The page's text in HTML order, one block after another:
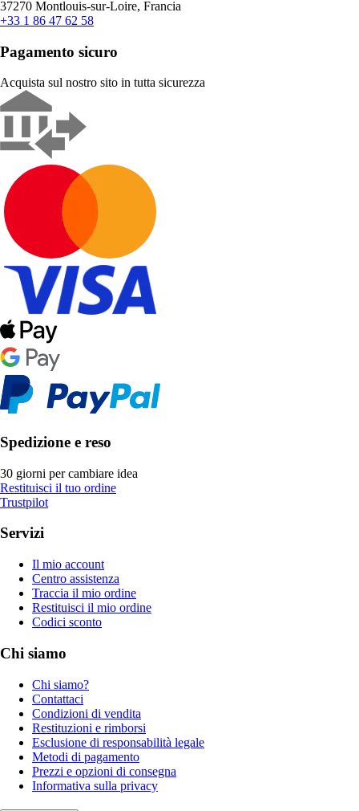
37270 Montlouis-sur-Loire, Francia
+33 1 86 47 62 58
Pagamento sicuro
Acquista sul nostro sito in tutta sicurezza
Spedizione e reso
30 giorni per cambiare idea
Restituisci il tuo ordine
Trustpilot
Servizi
Il mio account
Centro assistenza
Traccia il mio ordine
Restituisci il mio ordine
Codici sconto
Chi siamo
Chi siamo?
Contattaci
Condizioni di vendita
Restituzioni e rimborsi
Esclusione di responsabilità legale
Metodi di pagamento
Prezzi e opzioni di consegna
Informativa sulla privacy